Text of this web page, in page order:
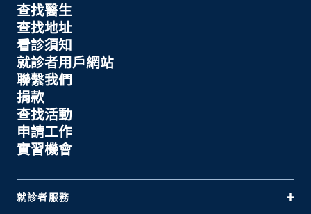
查找醫生
查找地址
看診須知
就診者用戶網站
聯繫我們
捐款
查找活動
申請工作
實習機會
就診者服務